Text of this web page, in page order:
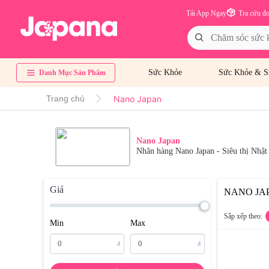
Tra cứu
Tải App Ngay
Danh Mục Sản Phẩm Sức Khỏe Sức Khỏe &
Trang chủ Nano Japan
Nano Japan
Nhãn hàng Nano Japan - Siêu thị
Giá
Min
đ
Max
đ
NANO
Sắp xếp theo: